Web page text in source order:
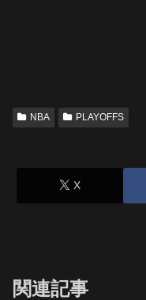
NBA PLAYOFFS
X
関連記事